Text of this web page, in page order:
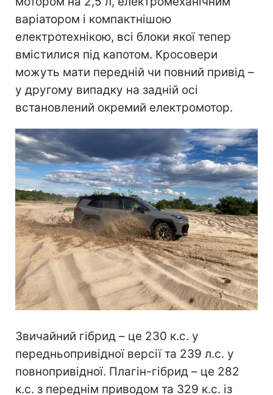
варіатором і компактнішою
електротехнікою, всі блоки якої тепер
вмістилися під капотом. Кросовери
можуть мати передній чи повний привід –
у другому випадку на задній осі
встановлений окремий електромотор.
Звичайний гібрид – це 230 к.с. у
передньопривідної версії та 239 л.с. у
повнопривідної. Плагін-гібрид – це 282
к.с. з переднім приводом та 329 к.с. із